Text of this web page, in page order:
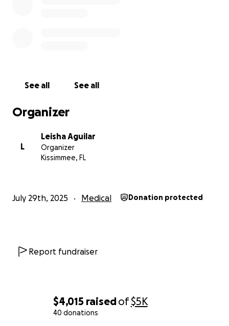
$4,015 raisedof$5K
40 donations
See all See all
Organizer
L
Leisha Aguilar
Organizer
Kissimmee, FL
July 29th, 2025 Medical Donation protected
Report fundraiser